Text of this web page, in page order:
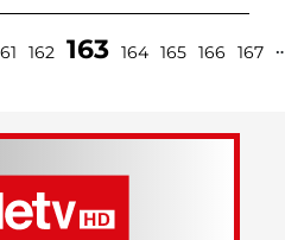
162 163 164 165 166 167